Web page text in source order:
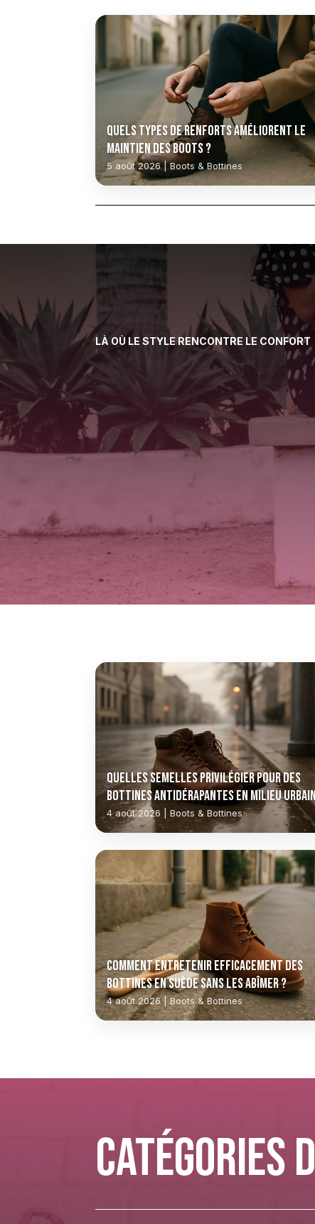
Quels types de renforts améliorent le
maintien des boots ?
5 août 2026 | Boots & Bottines
LÀ OÙ LE STYLE RENCONTRE LE CONFORT
Quelles semelles privilégier pour des
bottines antidérapantes en milieu
4 août 2026 | Boots & Bottines
Comment entretenir efficacement des
bottines en suède sans les abîmer ?
4 août 2026 | Boots & Bottines
Catégories